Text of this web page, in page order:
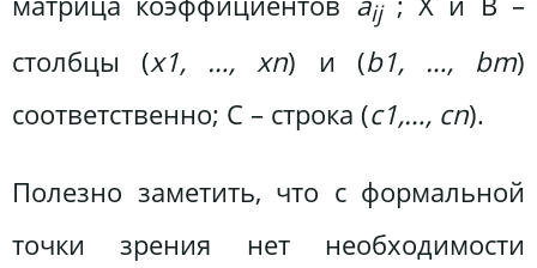
ij
столбцы (х1, …, хn) и (b1, …, bm)
соответственно; С – строка (c1,…, cn).
Полезно заметить, что с формальной
точки зрения нет необходимости